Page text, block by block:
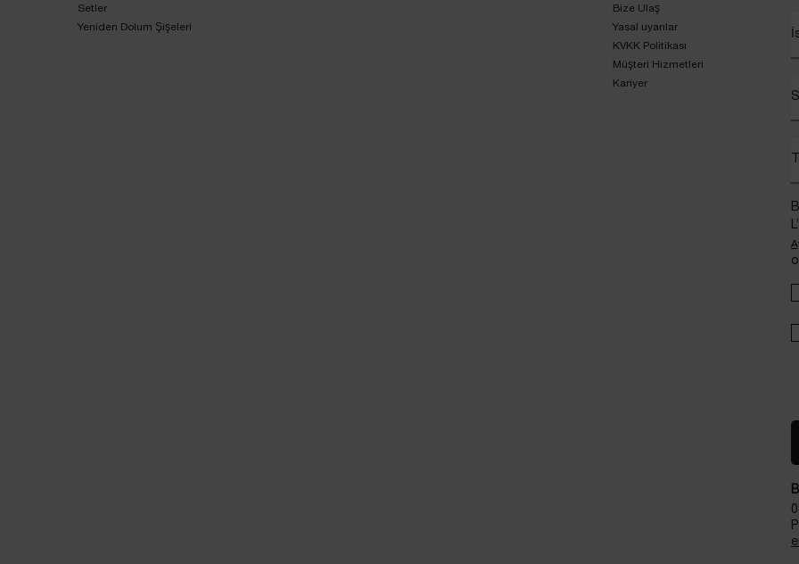
Setler
Yeniden Dolum Şişeleri
Bize Ulaş
Yasal uyarılar
KVKK Politikası
Müşteri Hizmetleri
Kariyer